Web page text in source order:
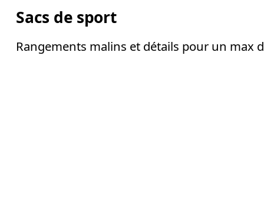
Sacs de sport
Rangements malins et détails pour un max